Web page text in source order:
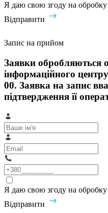
Я даю свою згоду на
Відправити
Запис на прийом
Заявки обробляються
інформаційного
00. Заявка на запис
підтвердження її
Я даю свою згоду на
Відправити